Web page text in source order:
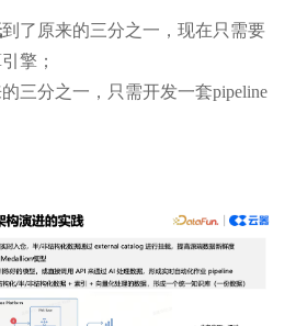
到了原来的三分之一，现在只需要
擎；
三分之一，只需开发一套pipeline